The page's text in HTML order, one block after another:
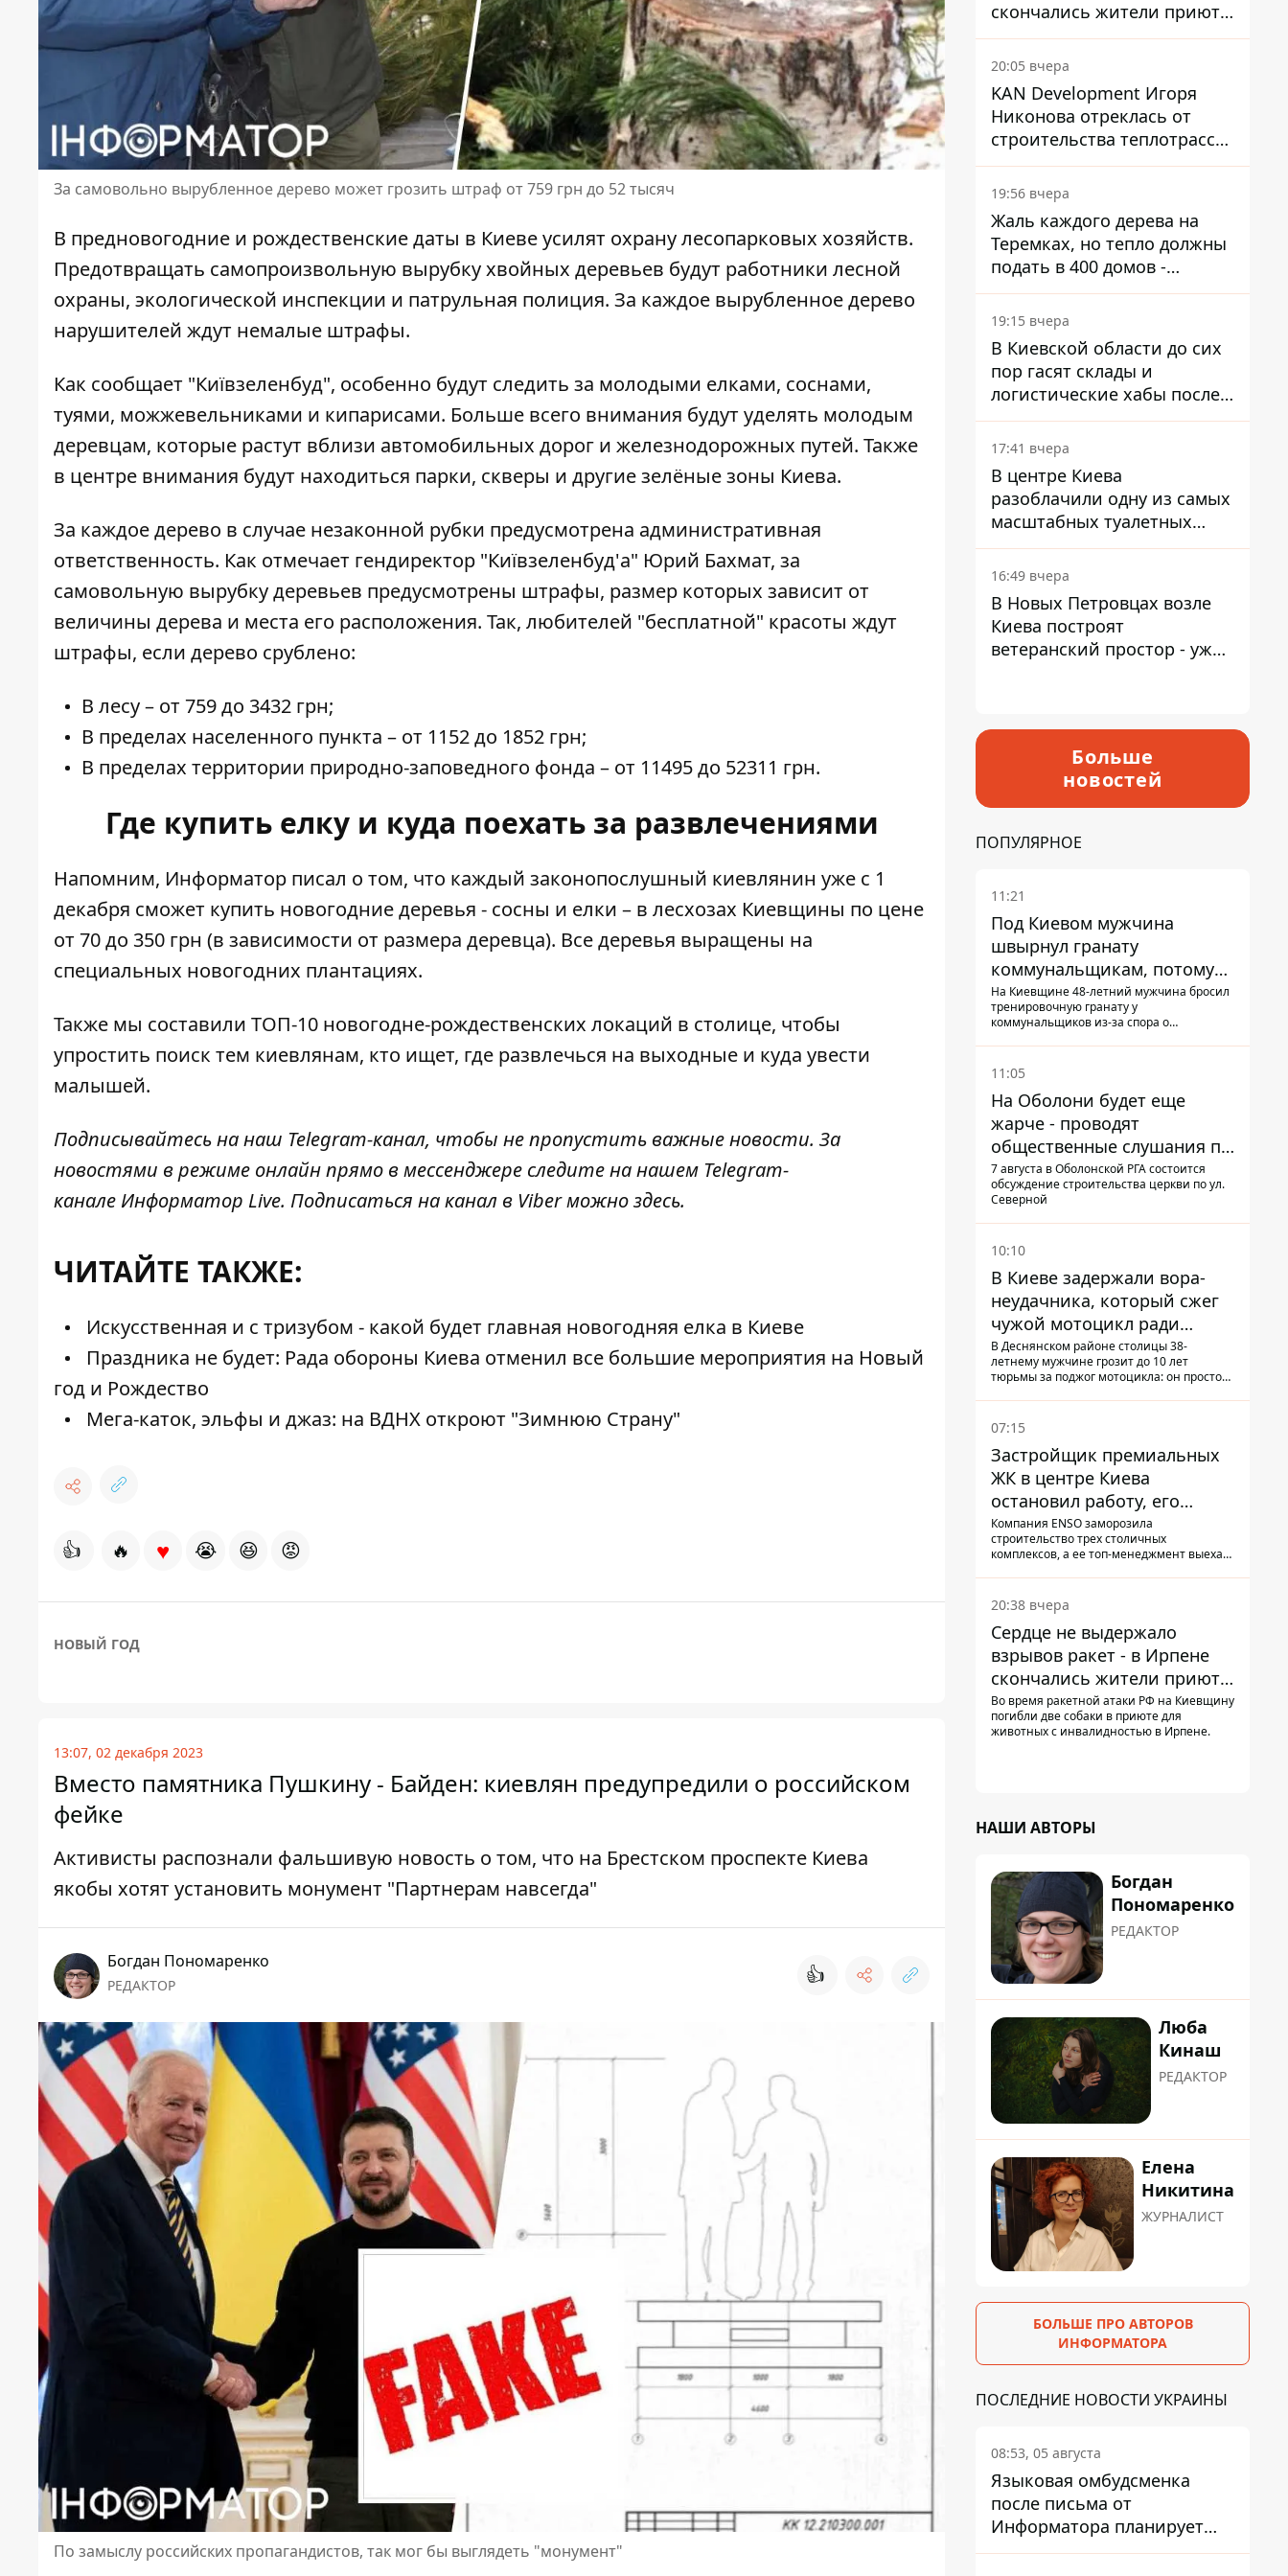
За самовольно вырубленное дерево может грозить штраф от 759 грн до 52 тысяч
В предновогодние и рождественские даты в Киеве усилят охрану лесопарковых хозяйств.
Предотвращать самопроизвольную вырубку хвойных деревьев будут работники лесной
охраны, экологической инспекции и патрульная полиция. За каждое вырубленное дерево
нарушителей ждут немалые штрафы.
Как сообщает "Київзеленбуд", особенно будут следить за молодыми елками, соснами,
туями, можжевельниками и кипарисами. Больше всего внимания будут уделять молодым
деревцам, которые растут вблизи автомобильных дорог и железнодорожных путей. Также
в центре внимания будут находиться парки, скверы и другие зелёные зоны Киева.
За каждое дерево в случае незаконной рубки предусмотрена административная
ответственность. Как отмечает гендиректор "Київзеленбуд'а" Юрий Бахмат, за
самовольную вырубку деревьев предусмотрены штрафы, размер которых зависит от
величины дерева и места его расположения. Так, любителей "бесплатной" красоты ждут
штрафы, если дерево срублено:
В лесу – от 759 до 3432 грн;
В пределах населенного пункта – от 1152 до 1852 грн;
В пределах территории природно-заповедного фонда – от 11495 до 52311 грн.
Где купить елку и куда поехать за развлечениями
Напомним, Информатор писал о том, что каждый законопослушный киевлянин уже с 1
декабря сможет купить новогодние деревья - сосны и елки – в лесхозах Киевщины по цене
от 70 до 350 грн (в зависимости от размера деревца). Все деревья выращены на
специальных новогодних плантациях.
Также мы составили ТОП-10 новогодне-рождественских локаций в столице, чтобы
упростить поиск тем киевлянам, кто ищет, где развлечься на выходные и куда увести
малышей.
Подписывайтесь на наш Telegram-канал, чтобы не пропустить важные новости. За
новостями в режиме онлайн прямо в мессенджере следите на нашем Telegram-
канале Информатор Live. Подписаться на канал в Viber можноздесь.
ЧИТАЙТЕ ТАКЖЕ:
Искусственная и с тризубом - какой будет главная новогодняя елка в Киеве
Праздника не будет: Рада обороны Киева отменил все большие мероприятия на Новый
год и Рождество
Мега-каток, эльфы и джаз: на ВДНХ откроют "Зимнюю Страну"
👍 🔥 ♥ 😭 😆 😡
НОВЫЙ ГОД
13:07, 02 декабря 2023
Вместо памятника Пушкину - Байден: киевлян предупредили о российском
фейке
Активисты распознали фальшивую новость о том, что на Брестском проспекте Киева
якобы хотят установить монумент "Партнерам навсегда"
Богдан Пономаренко
РЕДАКТОР 👍
По замыслу российских пропагандистов, так мог бы выглядеть "монумент"
скончались жители приюта
для собак с инвалидностью
20:05 вчера
KAN Development Игоря
Никонова отреклась от
строительства теплотрассы
на Теремках
19:56 вчера
Жаль каждого дерева на
Теремках, но тепло должны
подать в 400 домов -
депутат Киевсовета
19:15 вчера
В Киевской области до сих
пор гасят склады и
логистические хабы после
прилетов ракет - ГСЧС
17:41 вчера
В центре Киева
разоблачили одну из самых
масштабных туалетных
схем с фиктивным домом
16:49 вчера
В Новых Петровцах возле
Киева построят
ветеранский простор - уже
Больше
новостей
ПОПУЛЯРНОЕ
11:21
Под Киевом мужчина
швырнул гранату
коммунальщикам, потому
что не хотел платить по
квитанциям
На Киевщине 48-летний мужчина бросил
тренировочную гранату у
коммунальщиков из-за спора о
11:05
На Оболони будет еще
жарче - проводят
общественные слушания по
поводу храма УГКЦ на
Северной
7 августа в Оболонской РГА состоится
обсуждение строительства церкви по ул.
Северной
10:10
В Киеве задержали вора-
неудачника, который сжег
чужой мотоцикл ради
содержимого багажника
В Деснянском районе столицы 38-
летнему мужчине грозит до 10 лет
тюрьмы за поджог мотоцикла: он просто
07:15
Застройщик премиальных
ЖК в центре Киева
остановил работу, его
руководители сбежали из
Украины - Bihus.info
Компания ENSO заморозила
строительство трех столичных
комплексов, а ее топ-менеджмент выехал
20:38 вчера
Сердце не выдержало
взрывов ракет - в Ирпене
скончались жители приюта
для собак с инвалидностью
Во время ракетной атаки РФ на Киевщину
погибли две собаки в приюте для
животных с инвалидностью в Ирпене.
НАШИ АВТОРЫ
Богдан
Пономаренко
РЕДАКТОР
Люба
Кинаш
РЕДАКТОР
Елена
Никитина
ЖУРНАЛИСТ
БОЛЬШЕ ПРО АВТОРОВ
ИНФОРМАТОРА
ПОСЛЕДНИЕ НОВОСТИ УКРАИНЫ
08:53, 05 августа
Языковая омбудсменка
после письма от
Информатора планирует
наказать компанию-